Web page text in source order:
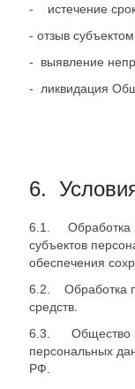
- истечение
- отзыв
- выявление
- ликвидация
6.
6.1. Обработка
субъектов
обеспечения
6.2. Обработка
средств.
6.3. Общество не
персональных
РФ.